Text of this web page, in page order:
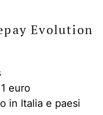
Evolution
euro
in Italia e paesi